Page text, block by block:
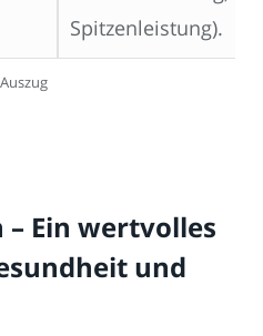
Spitzenleistung).
– Ein wertvolles
und